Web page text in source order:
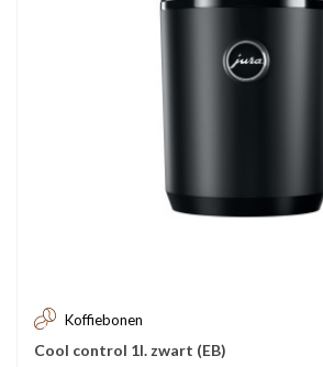
Koffiebonen
Cool control 1l. zwart (EB)